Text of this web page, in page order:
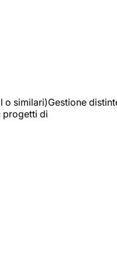
o similari)Gestione
progetti di